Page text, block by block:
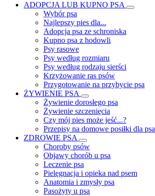
ADOPCJA LUB KUPNO PSA
Wybór psa
Najlepszy pies dla...
Adopcja psa ze schroniska
Kupno psa z hodowli
Psy rasowe
Psy według rozmiaru
Psy według rodzaju sierści
Krzyżowanie ras psów
Przygotowanie na przybycie psa
ŻYWIENIE PSA
Żywienie dorosłego psa
Żywienie szczenięcia
Czy mój pies może jeść...?
Przepisy na domowe posiłki dla psa
ZDROWIE PSA
Choroby psów
Objawy chorób u psa
Leczenie psa
Pielęgnacja i opieka nad psem
Anatomia i zmysły psa
Pasożyty u psa